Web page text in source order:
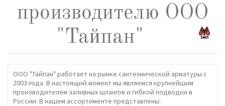
производителю ООО
"Тайпан"
ООО "Тайпан" работает на рынке сантехнической арматуры с
2003-года. В настоящий момент мы являемся крупнейшим
производителем заливных шлангов и гибкой подводки в
России. В нашем ассортименте представлены: